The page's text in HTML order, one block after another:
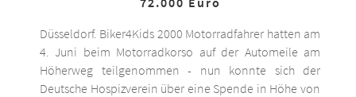
Düsseldorf. Biker4Kids 2000 Motorradfahrer hatten am
4. Juni beim Motorradkorso auf der Automeile am
Höherweg teilgenommen - nun konnte sich der
Deutsche Hospizverein über eine Spende in Höhe von